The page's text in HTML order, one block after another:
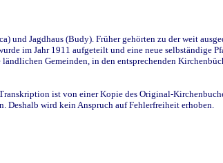
Jagdhaus (Budy). Früher gehörten zu der weit
im Jahr 1911 aufgeteilt und eine neue selbständige
Gemeinden, in den entsprechenden
ist von einer Kopie des Original-
Deshalb wird kein Anspruch auf Fehlerfreiheit erhoben.